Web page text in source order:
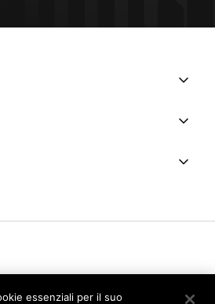
essenziali per il suo